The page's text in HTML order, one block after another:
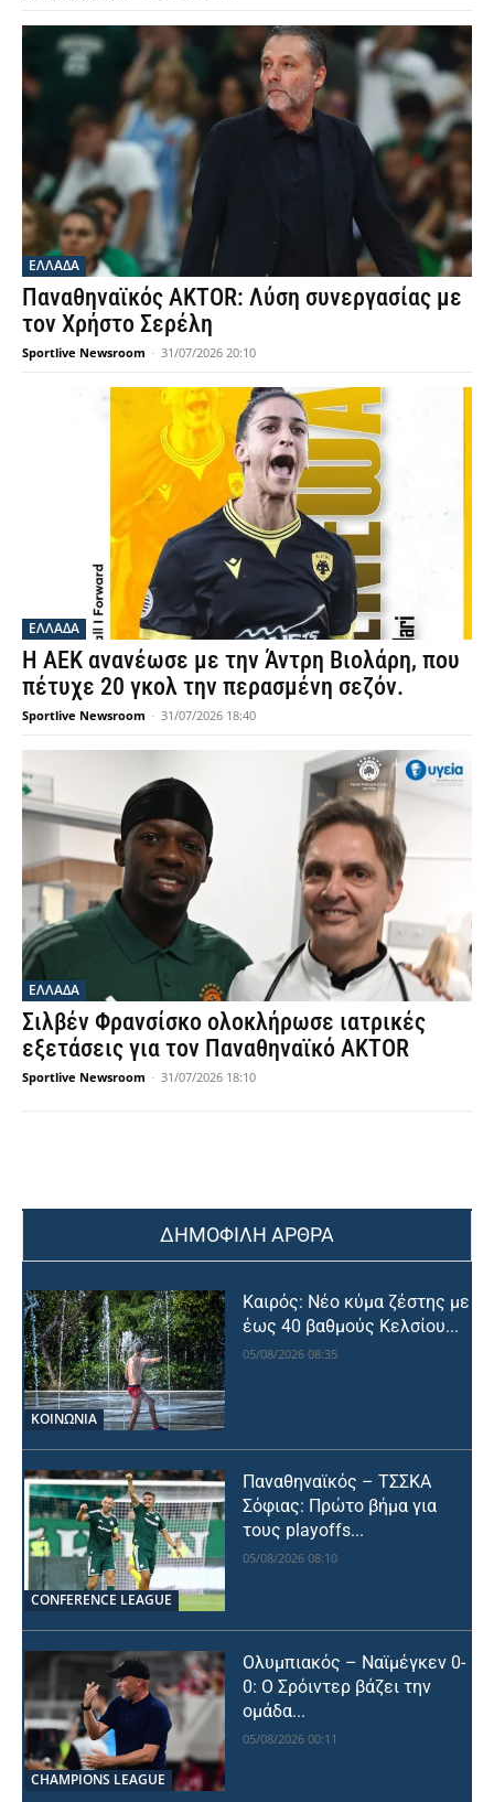
ΕΛΛΑΔΑ
Παναθηναϊκός AKTOR: Λύση συνεργασίας με
τον Χρήστο Σερέλη
Sportlive Newsroom - 31/07/2026 20:10
ΕΛΛΑΔΑ
Η ΑΕΚ ανανέωσε με την Άντρη Βιολάρη, που
πέτυχε 20 γκολ την περασμένη σεζόν.
Sportlive Newsroom - 31/07/2026 18:40
ΕΛΛΑΔΑ
Σιλβέν Φρανσίσκο ολοκλήρωσε ιατρικές
εξετάσεις για τον Παναθηναϊκό AKTOR
Sportlive Newsroom - 31/07/2026 18:10
ΔΗΜΟΦΙΛΗ ΑΡΘΡΑ
ΚΟΙΝΩΝΙΑ
Καιρός: Νέο κύμα ζέστης με
έως 40 βαθμούς Κελσίου...
05/08/2026 08:35
CONFERENCE LEAGUE
Παναθηναϊκός – ΤΣΣΚΑ
Σόφιας: Πρώτο βήμα για
τους playoffs...
05/08/2026 08:10
CHAMPIONS LEAGUE
Ολυμπιακός – Ναϊμέγκεν 0-
0: Ο Σρόιντερ βάζει την
ομάδα...
05/08/2026 00:11